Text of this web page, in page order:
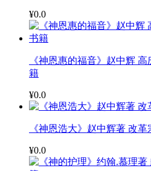
¥0.0
《神恩惠的福音》赵中辉
籍
¥0.0
《神恩浩大》赵中辉著 改
¥0.0